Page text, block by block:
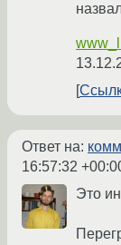
Ответ на:
16:57:32
Это